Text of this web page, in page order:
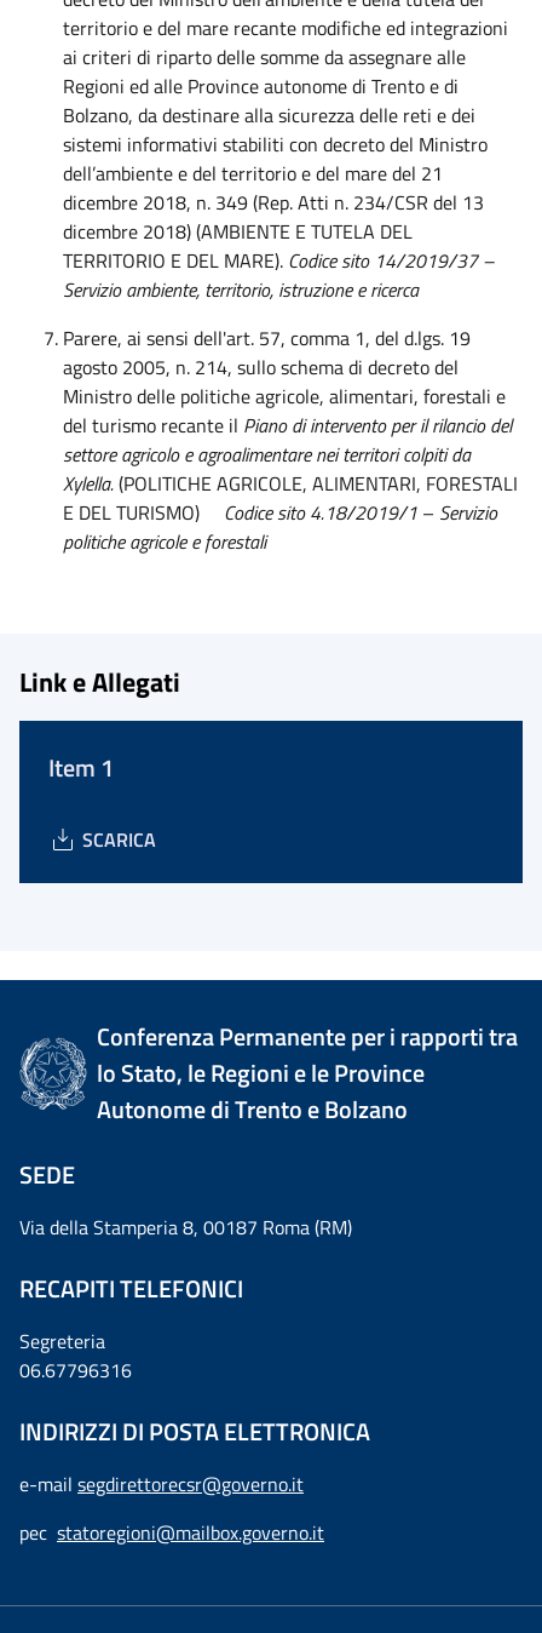
territorio e del mare recante modifiche ed integrazioni
ai criteri di riparto delle somme da assegnare alle
Regioni ed alle Province autonome di Trento e di
Bolzano, da destinare alla sicurezza delle reti e dei
sistemi informativi stabiliti con decreto del Ministro
dell’ambiente e del territorio e del mare del 21
dicembre 2018, n. 349 (Rep. Atti n. 234/CSR del 13
dicembre 2018) (AMBIENTE E TUTELA DEL
TERRITORIO E DEL MARE). Codice sito 14/2019/37 –
Servizio ambiente, territorio, istruzione e ricerca
Parere, ai sensi dell'art. 57, comma 1, del d.lgs. 19
agosto 2005, n. 214, sullo schema di decreto del
Ministro delle politiche agricole, alimentari, forestali e
del turismo recante il Piano di intervento per il rilancio del
settore agricolo e agroalimentare nei territori colpiti da
Xylella.(POLITICHE AGRICOLE, ALIMENTARI, FORESTALI
E DEL TURISMO) Codice sito 4.18/2019/1 – Servizio
politiche agricole e forestali
Link e Allegati
Item 1
SCARICA
Conferenza Permanente per i rapporti tra
lo Stato, le Regioni e le Province
Autonome di Trento e Bolzano
SEDE
Via della Stamperia 8, 00187 Roma (RM)
RECAPITI TELEFONICI
Segreteria
06.67796316
INDIRIZZI DI POSTA ELETTRONICA
e-mail segdirettorecsr@governo.it
pec statoregioni@mailbox.governo.it